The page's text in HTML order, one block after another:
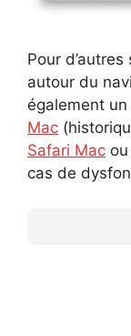
Pour
autour du
également
Mac
Safari Mac
cas de